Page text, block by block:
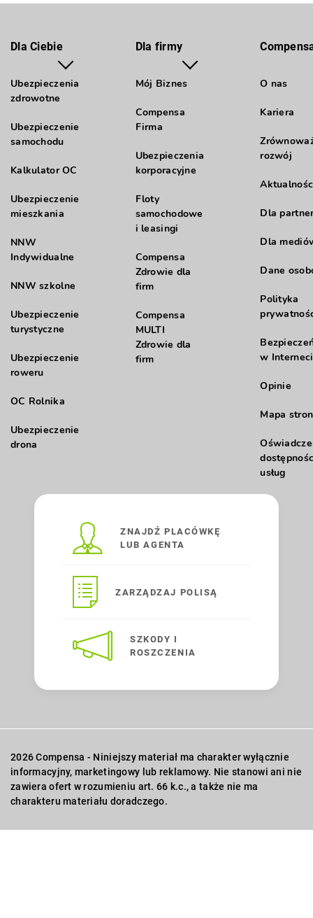
Dla Ciebie
Ubezpieczenia
zdrowotne
Ubezpieczenie
samochodu
Kalkulator OC
Ubezpieczenie
mieszkania
NNW
Indywidualne
NNW szkolne
Ubezpieczenie
turystyczne
Ubezpieczenie
roweru
OC Rolnika
Ubezpieczenie
drona
Dla firmy
Mój Biznes
Compensa
Firma
Ubezpieczenia
korporacyjne
Floty
samochodowe
i leasingi
Compensa
Zdrowie dla
firm
Compensa
MULTI
Zdrowie dla
firm
O nas
Kariera
rozwój
Dla
Dla
Dane
Polityka
w
Opinie
Mapa
usług
ZNAJDŹ PLACÓWKĘ
LUB AGENTA
ZARZĄDZAJ POLISĄ
SZKODY I
ROSZCZENIA
2026 Compensa - Niniejszy materiał ma charakter wyłącznie
informacyjny, marketingowy lub reklamowy. Nie stanowi ani nie
zawiera ofert w rozumieniu art. 66 k.c., a także nie ma
charakteru materiału doradczego.